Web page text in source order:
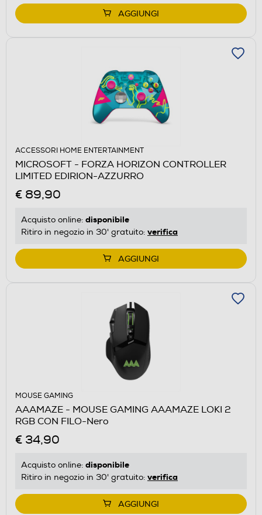
AGGIUNGI
ACCESSORI HOME ENTERTAINMENT
MICROSOFT - FORZA HORIZON CONTROLLER
LIMITED EDIRION-AZZURRO
€ 89,90
Acquisto online: disponibile
Ritiro in negozio in 30' gratuito: verifica
AGGIUNGI
MOUSE GAMING
AAAMAZE - MOUSE GAMING AAAMAZE LOKI 2
RGB CON FILO-Nero
€ 34,90
Acquisto online: disponibile
Ritiro in negozio in 30' gratuito: verifica
AGGIUNGI